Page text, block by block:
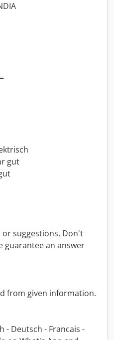
gut
or suggestions, Don't
guarantee an answer
from given information.
- Deutsch - Francais -